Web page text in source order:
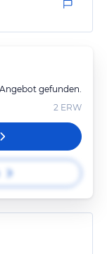
erfüllt hat!!!
gefunden.
2 ERW